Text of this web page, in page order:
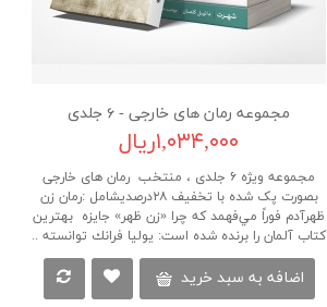
مجموعه رمان های خارجی - ۶ جلدی
۱,۰۳۴,۰۰۰ریال
مجموعه ویژه ۶ جلدی ، منتخب رمان های خارجی
بصورت پک شده با تخفیف ۲۸درصدیشامل :رمان زن
ظهرآدم فوراً مي‌فهمد كه چرا «زن ظهر» جايزه بهترين
كتاب آلمان را برنده شده است: يوليا فرانك توانسته ..
اضافه به سبد خرید